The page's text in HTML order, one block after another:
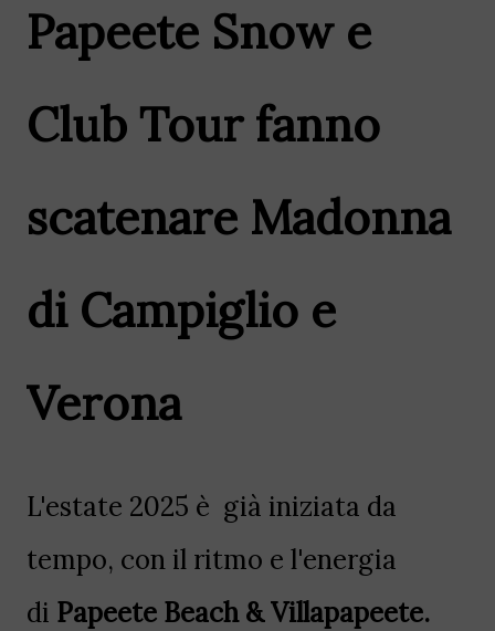
Papeete Snow e
Club Tour fanno
scatenare Madonna
di Campiglio e
Verona
L'estate 2025 è già iniziata da
tempo, con il ritmo e l'energia
di Papeete Beach & Villapapeete.